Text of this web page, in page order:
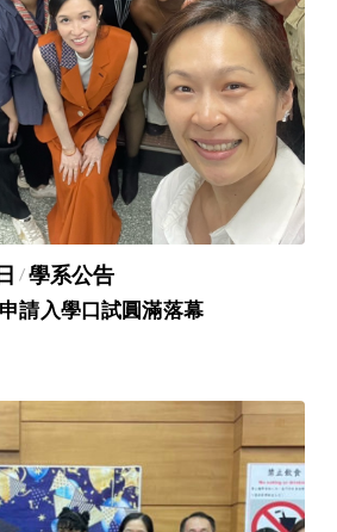
/學系公告
請入學口試圓滿落幕